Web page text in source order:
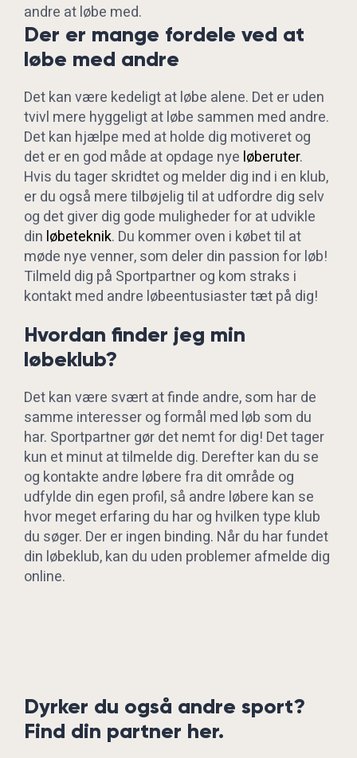
andre at løbe med.
Der er mange fordele ved at
løbe med andre
Det kan være kedeligt at løbe alene. Det er uden
tvivl mere hyggeligt at løbe sammen med andre.
Det kan hjælpe med at holde dig motiveret og
det er en god måde at opdage nye løberuter.
Hvis du tager skridtet og melder dig ind i en klub,
er du også mere tilbøjelig til at udfordre dig selv
og det giver dig gode muligheder for at udvikle
din løbeteknik. Du kommer oven i købet til at
møde nye venner, som deler din passion for løb!
Tilmeld dig på Sportpartner og kom straks i
kontakt med andre løbeentusiaster tæt på dig!
Hvordan finder jeg min
løbeklub?
Det kan være svært at finde andre, som har de
samme interesser og formål med løb som du
har. Sportpartner gør det nemt for dig! Det tager
kun et minut at tilmelde dig. Derefter kan du se
og kontakte andre løbere fra dit område og
udfylde din egen profil, så andre løbere kan se
hvor meget erfaring du har og hvilken type klub
du søger. Der er ingen binding. Når du har fundet
din løbeklub, kan du uden problemer afmelde dig
online.
Dyrker du også andre sport?
Find din partner her.